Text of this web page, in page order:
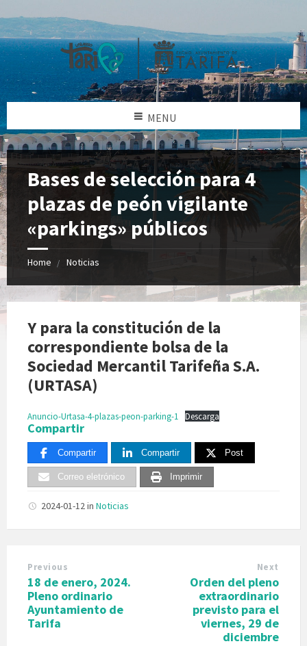
MENU
Bases de selección para 4
plazas de peón vigilante
«parkings» públicos
Home Noticias
Y para la constitución de la
correspondiente bolsa de la
Sociedad Mercantil Tarifeña S.A.
(URTASA)
Anuncio-Urtasa-4-plazas-peon-parking-1 Descarga
Compartir
Compartir Compartir Post
Correo eletrónico Imprimir
2024-01-12in Noticias
Previous
18 de enero, 2024.
Pleno ordinario
Ayuntamiento de
Tarifa
Next
Orden del pleno
extraordinario
previsto para el
viernes, 29 de
diciembre